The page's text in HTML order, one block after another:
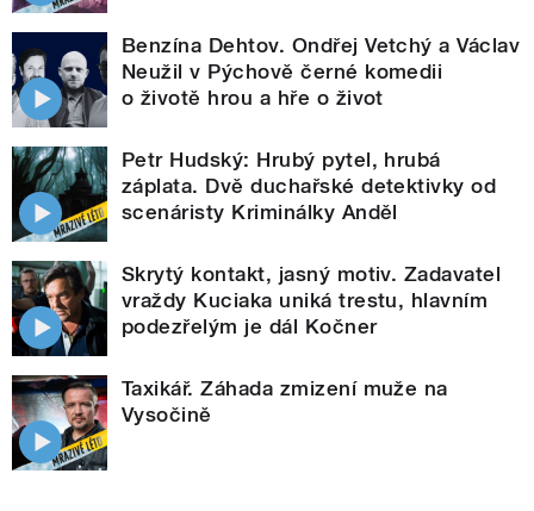
Benzína Dehtov. Ondřej Vetchý a Václav
Neužil v Pýchově černé komedii
o životě hrou a hře o život
Petr Hudský: Hrubý pytel, hrubá
záplata. Dvě duchařské detektivky od
scenáristy Kriminálky Anděl
Skrytý kontakt, jasný motiv. Zadavatel
vraždy Kuciaka uniká trestu, hlavním
podezřelým je dál Kočner
Taxikář. Záhada zmizení muže na
Vysočině